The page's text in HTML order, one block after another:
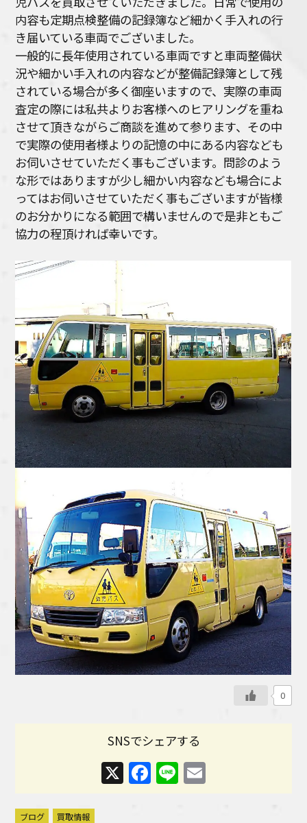
内容も定期点検整備の記録簿など細かく手入れの行
き届いている車両でございました。
一般的に長年使用されている車両ですと車両整備状
況や細かい手入れの内容などが整備記録簿として残
されている場合が多く御座いますので、実際の車両
査定の際には私共よりお客様へのヒアリングを重ね
させて頂きながらご商談を進めて参ります、その中
で実際の使用者様よりの記憶の中にある内容なども
お伺いさせていただく事もございます。問診のよう
な形ではありますが少し細かい内容なども場合によ
ってはお伺いさせていただく事もございますが皆様
のお分かりになる範囲で構いませんので是非ともご
協力の程頂ければ幸いです。
0
SNSでシェアする
X Facebook
Line
ブログ 買取情報